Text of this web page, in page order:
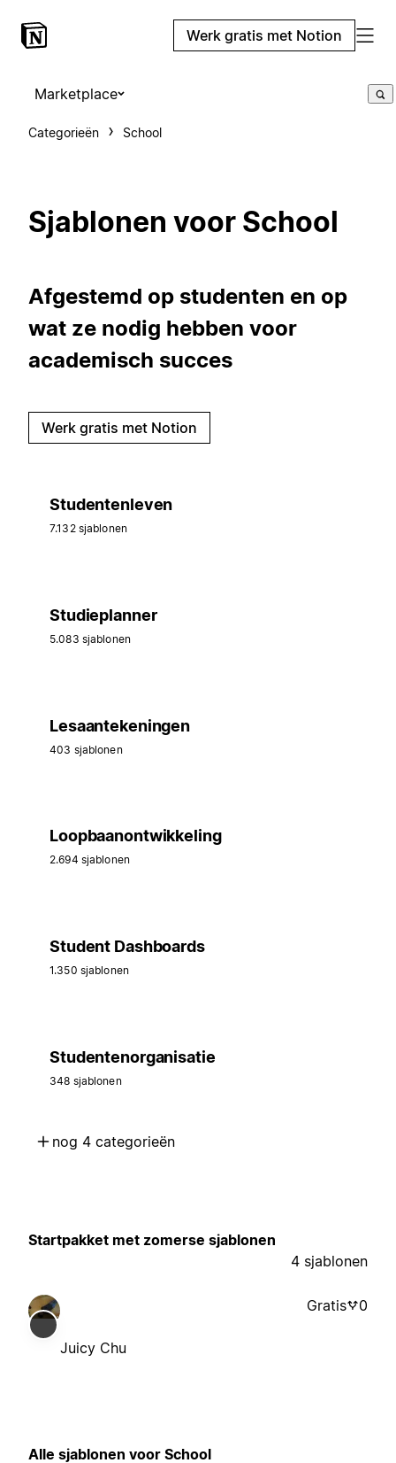
Werk gratis met Notion
Marketplace
Categorieën School
Sjablonen voor School
Afgestemd op studenten en op
wat ze nodig hebben voor
academisch succes
Werk gratis met Notion
Studentenleven
7.132 sjablonen
Studieplanner
5.083 sjablonen
Lesaantekeningen
403 sjablonen
Loopbaanontwikkeling
2.694 sjablonen
Student Dashboards
1.350 sjablonen
Studentenorganisatie
348 sjablonen
nog 4 categorieën
Startpakket met zomerse sjablonen
4 sjablonen
Juicy Chu
Gratis 0
Alle sjablonen voor School